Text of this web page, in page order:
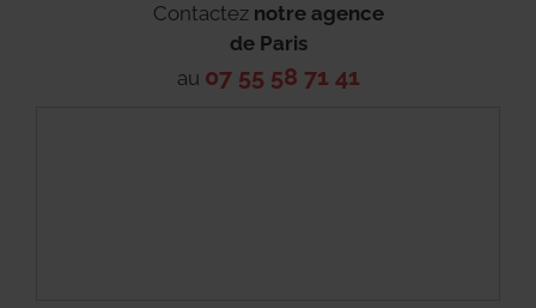
Contactez notre agence
de Paris
au 07 55 58 71 41